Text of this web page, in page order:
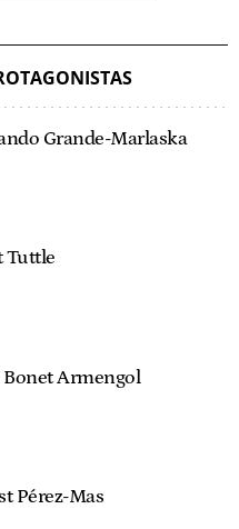
Grande-Marlaska
Tuttle
Armengol
Pérez-Mas